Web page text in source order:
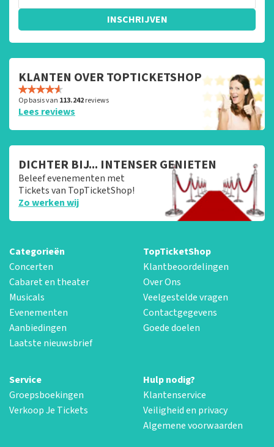
INSCHRIJVEN
KLANTEN OVER TOPTICKETSHOP
Op basis van 113.242reviews
Lees reviews
DICHTER BIJ... INTENSER GENIETEN
Beleef evenementen met
Tickets van TopTicketShop!
Zo werken wij
Categorieën
Concerten
Cabaret en theater
Musicals
Evenementen
Aanbiedingen
Laatste nieuwsbrief
TopTicketShop
Klantbeoordelingen
Over Ons
Veelgestelde vragen
Contactgegevens
Goede doelen
Service
Groepsboekingen
Verkoop Je Tickets
Hulp nodig?
Klantenservice
Veiligheid en privacy
Algemene voorwaarden